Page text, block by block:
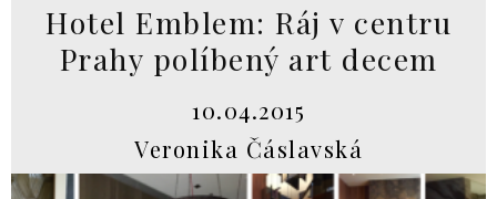
Hotel Emblem: Ráj v centru
Prahy políbený art decem
10.04.2015
Veronika Čáslavská